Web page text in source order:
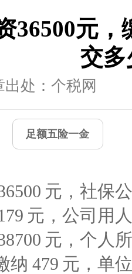
36500元
交多
出处：个税网
足额五险一金
元，社保
元，公司用
元，个人
纳 479 元，单